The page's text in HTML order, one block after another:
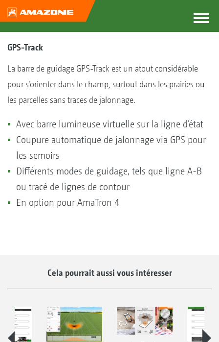
GPS-Track
La barre de guidage GPS-Track est un atout considérable
pour s’orienter dans le champ, surtout dans les prairies ou
les parcelles sans traces de jalonnage.
Avec barre lumineuse virtuelle sur la ligne d’état
Coupure automatique de jalonnage via GPS pour
les semoirs
Différents modes de guidage, tels que ligne A-B
ou tracé de lignes de contour
En option pour AmaTron 4
Cela pourrait aussi vous intéresser